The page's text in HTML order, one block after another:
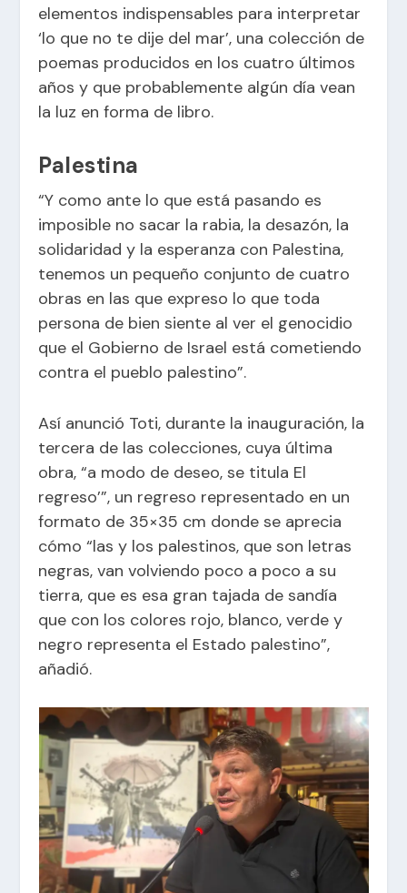
elementos indispensables para interpretar
‘lo que no te dije del mar’, una colección de
poemas producidos en los cuatro últimos
años y que probablemente algún día vean
la luz en forma de libro.
Palestina
“Y como ante lo que está pasando es
imposible no sacar la rabia, la desazón, la
solidaridad y la esperanza con Palestina,
tenemos un pequeño conjunto de cuatro
obras en las que expreso lo que toda
persona de bien siente al ver el genocidio
que el Gobierno de Israel está cometiendo
contra el pueblo palestino”.
Así anunció Toti, durante la inauguración, la
tercera de las colecciones, cuya última
obra, “a modo de deseo, se titula El
regreso’”, un regreso representado en un
formato de 35×35 cm donde se aprecia
cómo “las y los palestinos, que son letras
negras, van volviendo poco a poco a su
tierra, que es esa gran tajada de sandía
que con los colores rojo, blanco, verde y
negro representa el Estado palestino”,
añadió.